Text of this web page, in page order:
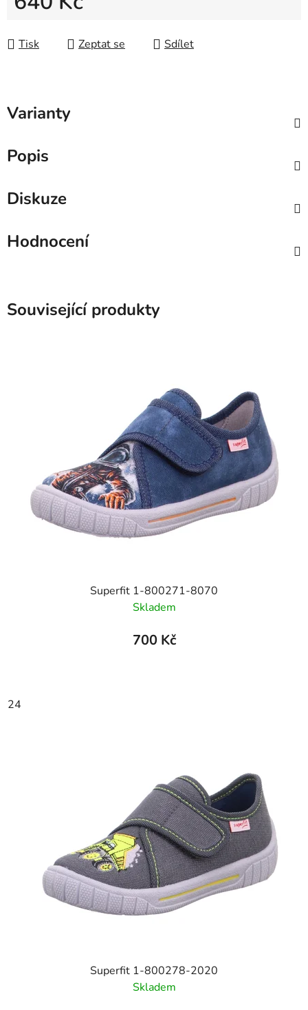
Tisk
Zeptat se Sdílet
Varianty
Popis
Diskuze
Hodnocení
Související produkty
Superfit 1-800271-8070
Skladem
700 Kč
24
Superfit 1-800278-2020
Skladem